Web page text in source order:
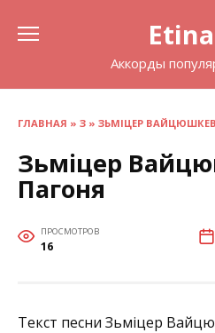
Аккорды
ГЛАВНАЯ » З » ЗЬМІЦЕР
Зьміцер
Пагоня
ПРОСМОТРОВ
16
Текст песни Зьміцер